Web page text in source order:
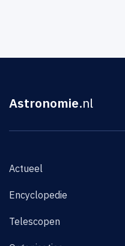
Astronomie.nl
Actueel
Encyclopedie
Telescopen